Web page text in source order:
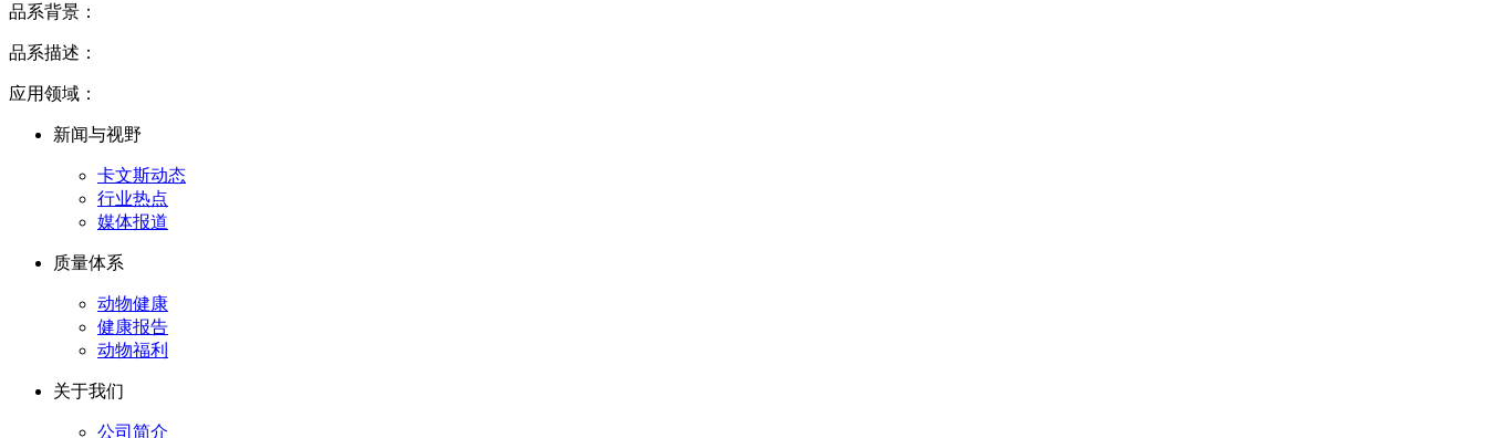
品系背景：
品系描述：
应用领域：
新闻与视野
卡文斯动态
行业热点
媒体报道
质量体系
动物健康
健康报告
动物福利
关于我们
公司简介